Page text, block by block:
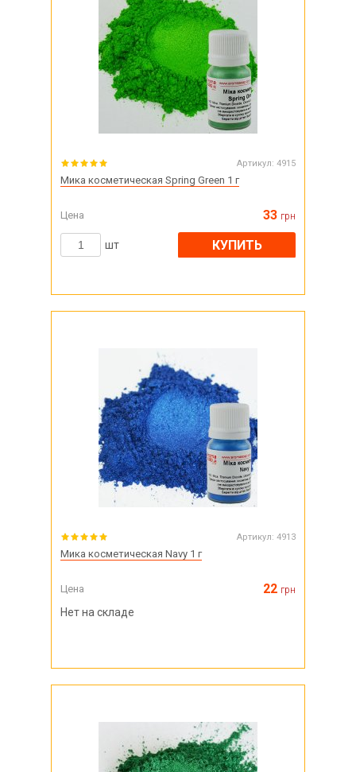
Артикул: 4915
Мика косметическая Spring Green 1 г
Цена 33 грн
шт КУПИТЬ
Артикул: 4913
Мика косметическая Navy 1 г
Цена 22 грн
Нет на складе